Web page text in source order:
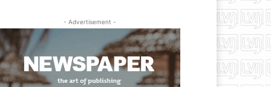
- Advertisement -